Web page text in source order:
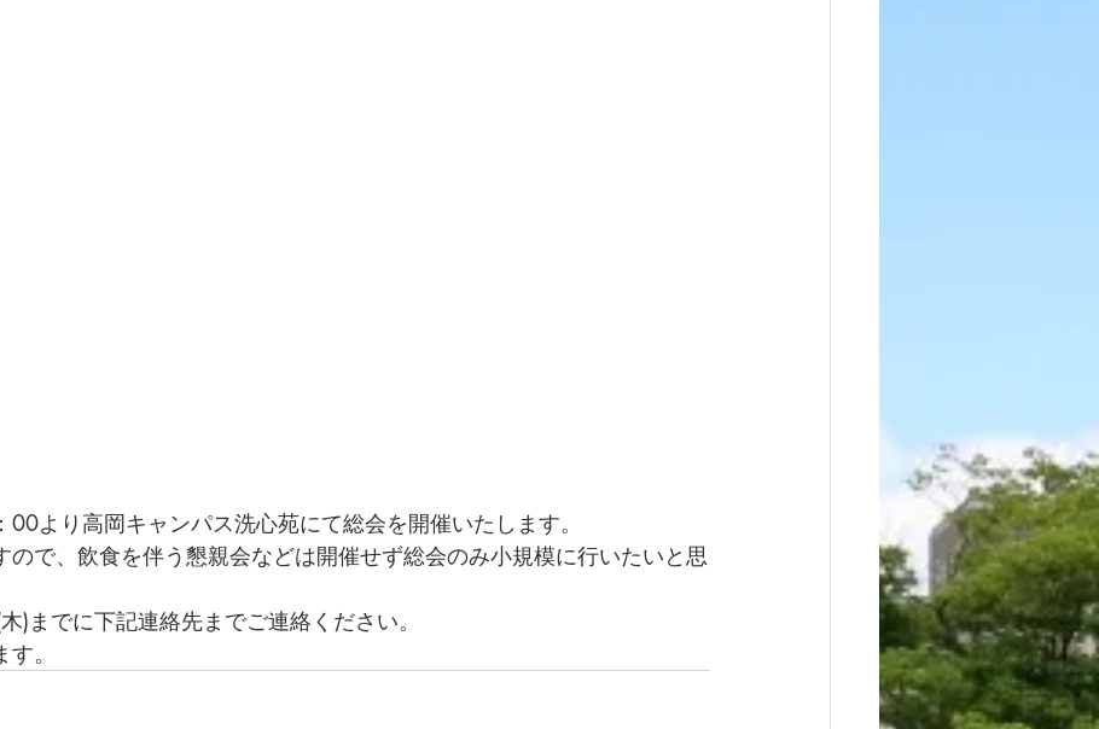
より高岡キャンパス洗心苑にて総会を開催いたします。
ので、飲食を伴う懇親会などは開催せず総会のみ小規模に行いたいと思
)までに下記連絡先までご連絡ください。
。